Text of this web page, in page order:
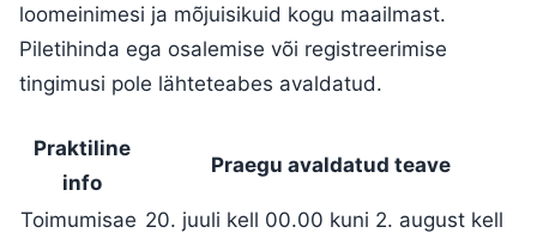
loomeinimesi ja mõjuisikuid kogu maailmast.
Piletihinda ega osalemise või registreerimise
tingimusi pole lähteteabes avaldatud.
Praktiline
info
Praegu avaldatud teave
Toimumisae 20. juuli kell 00.00 kuni 2. august kell